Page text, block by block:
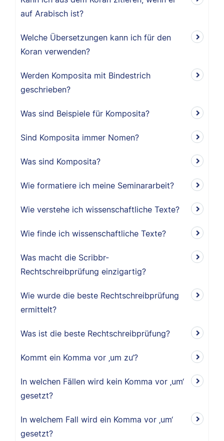
auf Arabisch ist?
Welche Übersetzungen kann ich für den
Koran verwenden?
Werden Komposita mit Bindestrich
geschrieben?
Was sind Beispiele für Komposita?
Sind Komposita immer Nomen?
Was sind Komposita?
Wie formatiere ich meine Seminararbeit?
Wie verstehe ich wissenschaftliche Texte?
Wie finde ich wissenschaftliche Texte?
Was macht die Scribbr-
Rechtschreibprüfung einzigartig?
Wie wurde die beste Rechtschreibprüfung
ermittelt?
Was ist die beste Rechtschreibprüfung?
Kommt ein Komma vor ‚um zu‘?
In welchen Fällen wird kein Komma vor ‚um‘
gesetzt?
In welchem Fall wird ein Komma vor ‚um‘
gesetzt?